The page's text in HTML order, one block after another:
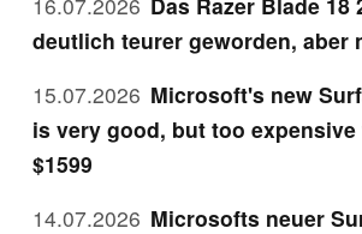
deutlich teurer geworden, aber
15.07.2026 Microsoft's new
is very good, but too
$1599
14.07.2026 Microsofts neuer